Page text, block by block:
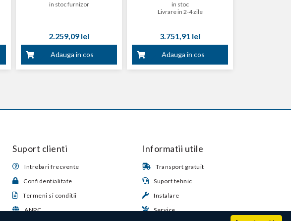
in stoc furnizor
2.259,09 lei
Adauga in cos
in stoc
Livrare in 2-4 zile
3.751,91 lei
Adauga in cos
Suport clienti
Intrebari frecvente
Confidentialitate
Termeni si conditii
ANPC
Informatii utile
Transport gratuit
Suport tehnic
Instalare
Service